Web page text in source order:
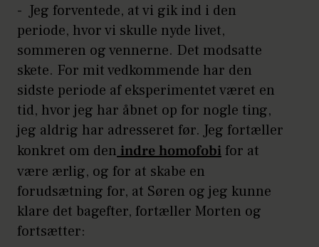
- Jeg forventede, at vi gik ind i den
periode, hvor vi skulle nyde livet,
sommeren og vennerne. Det modsatte
skete. For mit vedkommende har den
sidste periode af eksperimentet været en
tid, hvor jeg har åbnet op for nogle ting,
jeg aldrig har adresseret før. Jeg fortæller
konkret om den indre homofobi for at
være ærlig, og for at skabe en
forudsætning for, at Søren og jeg kunne
klare det bagefter, fortæller Morten og
fortsætter: